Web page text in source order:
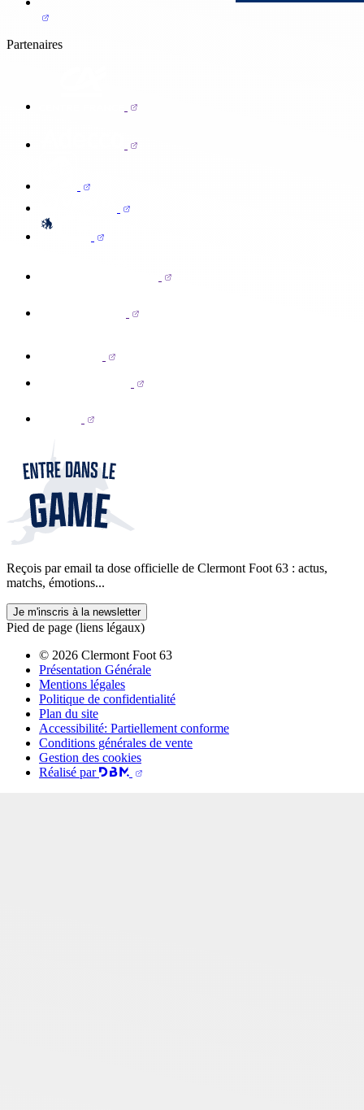
Partenaires
Reçois par email ta dose officielle de Clermont Foot 63 : actus,
matchs, émotions...
Je m'inscris à la newsletter
Pied de page (liens légaux)
© 2026 Clermont Foot 63
Présentation Générale
Mentions légales
Politique de confidentialité
Plan du site
Accessibilité: Partiellement conforme
Conditions générales de vente
Gestion des cookies
Réalisé par